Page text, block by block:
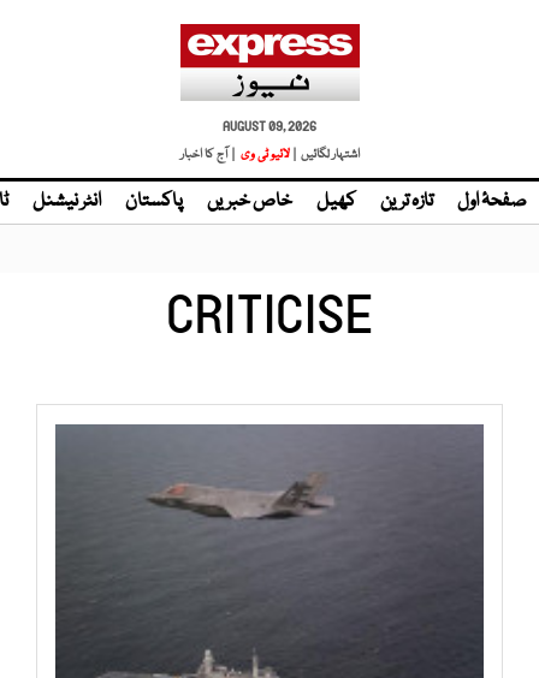
AUGUST 09, 2026
اشتہار لگائیں | لائیو ٹی وی | آج کا اخبار
صفحۂ اول تازہ ترین کھیل خاص خبریں پاکستان انٹر نیشنل
CRITICISE